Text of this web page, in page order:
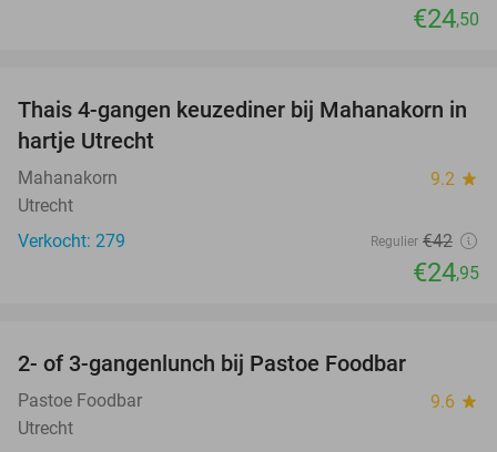
€24,50
41%
Thais 4-gangen keuzediner bij Mahanakorn in
hartje Utrecht
Mahanakorn 9.2 star
Utrecht
Verkocht: 279
Regulier €42
€24,95
2- of 3-gangenlunch bij Pastoe Foodbar
Pastoe Foodbar 9.6 star
Utrecht